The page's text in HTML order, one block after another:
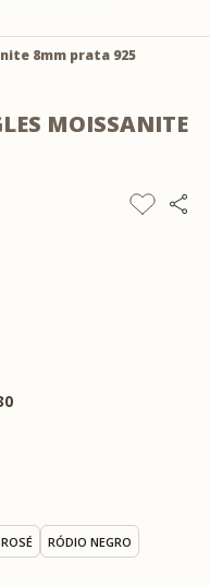
8mm prata 925
MOISSANITE
RÓDIO NEGRO